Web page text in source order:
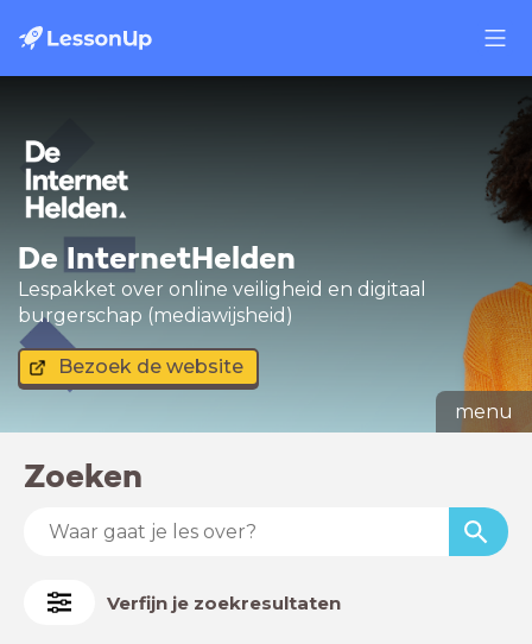
De InternetHelden
Lespakket over online veiligheid en digitaal
burgerschap (mediawijsheid)
Bezoek de website
menu
Zoeken
Verfijn je zoekresultaten